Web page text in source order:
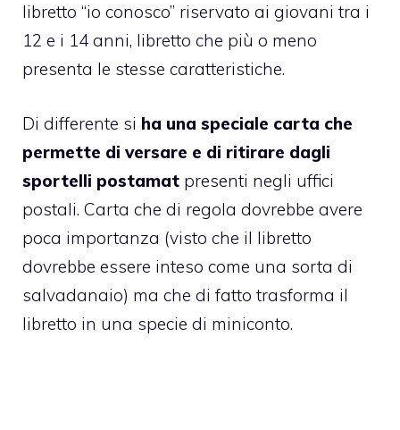
libretto “io conosco” riservato ai giovani tra i
12 e i 14 anni, libretto che più o meno
presenta le stesse caratteristiche.
Di differente si ha una speciale carta che
permette di versare e di ritirare dagli
sportelli postamat presenti negli uffici
postali. Carta che di regola dovrebbe avere
poca importanza (visto che il libretto
dovrebbe essere inteso come una sorta di
salvadanaio) ma che di fatto trasforma il
libretto in una specie di miniconto.